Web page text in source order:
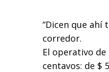
“Dicen que ahí
corredor.
El operativo de
centavos: de $